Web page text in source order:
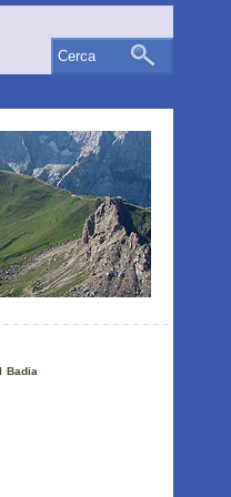
Badia
Cerca